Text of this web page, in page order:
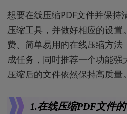
想要在线压缩PDF文件并保持
压缩工具，并做好相应的设
费、简单易用的在线压缩方
成任务，同时推荐一个功能强
压缩后的文件依然保持高质量。
1.在线压缩PDF文件